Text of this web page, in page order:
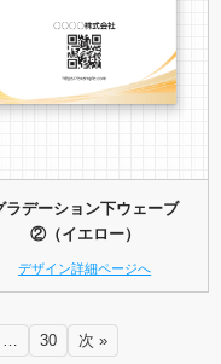
ラデーション下ウェーブ
②（イエロー）
デザイン詳細ページへ
… 30 次 »